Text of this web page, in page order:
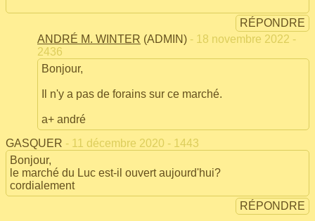
RÉPONDRE
ANDRÉ M. WINTER (ADMIN) - 18 novembre 2022 -
2436
Bonjour,
Il n'y a pas de forains sur ce marché.
a+ andré
GASQUER - 11 décembre 2020 - 1443
Bonjour,
le marché du Luc est-il ouvert aujourd'hui?
cordialement
RÉPONDRE